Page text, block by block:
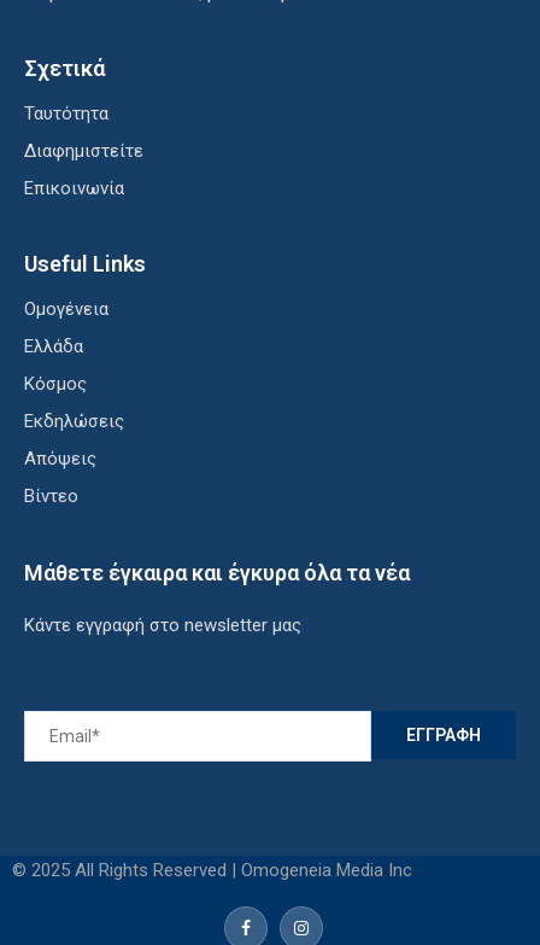
Σχετικά
Ταυτότητα
Διαφημιστείτε
Επικοινωνία
Useful Links
Ομογένεια
Ελλάδα
Κόσμος
Εκδηλώσεις
Απόψεις
Βίντεο
Μάθετε έγκαιρα και έγκυρα όλα τα νέα
Κάντε εγγραφή στο newsletter μας
© 2025 All Rights Reserved | Omogeneia Media Inc